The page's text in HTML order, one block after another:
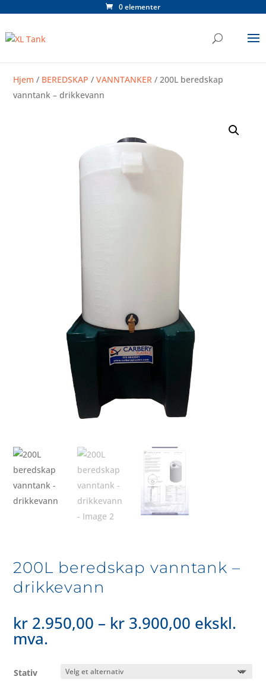
0 elementer
Hjem / BEREDSKAP /VANNTANKER / 200L beredskap
vanntank – drikkevann
200L beredskap vanntank –
drikkevann
kr 2.950,00 – kr 3.900,00 Price
through
ekskl.
mva.
Stativ